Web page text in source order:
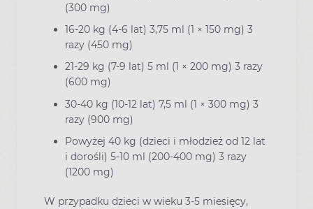
(300 mg)
16-20 kg (4-6 lat) 3,75 ml (1 × 150 mg) 3
razy (450 mg)
21-29 kg (7-9 lat) 5 ml (1 × 200 mg) 3 razy
(600 mg)
30-40 kg (10-12 lat) 7,5 ml (1 × 300 mg) 3
razy (900 mg)
Powyżej 40 kg (dzieci i młodzież od 12 lat
i dorośli) 5-10 ml (200-400 mg) 3 razy
(1200 mg)
W przypadku dzieci w wieku 3-5 miesięcy,